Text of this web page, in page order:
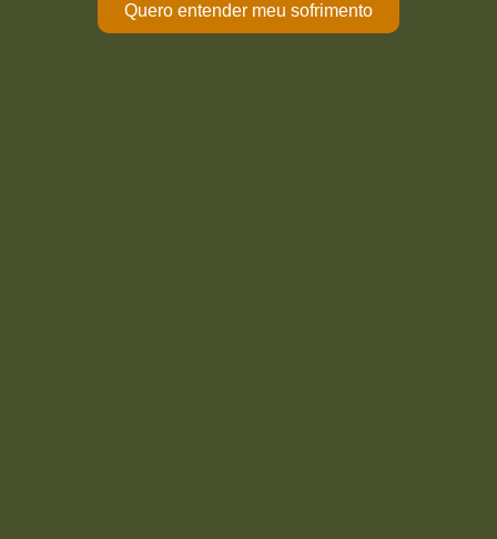
Quero entender meu sofrimento